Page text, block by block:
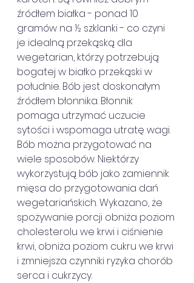
źródłem białka - ponad 10
gramów na ½ szklanki - co czyni
je idealną przekąską dla
wegetarian, którzy potrzebują
bogatej w białko przekąski w
południe. Bób jest doskonałym
źródłem błonnika. Błonnik
pomaga utrzymać uczucie
sytości i wspomaga utratę wagi.
Bób można przygotować na
wiele sposobów. Niektórzy
wykorzystują bób jako zamiennik
mięsa do przygotowania dań
wegetariańskich. Wykazano, że
spożywanie porcji obniża poziom
cholesterolu we krwi i ciśnienie
krwi, obniża poziom cukru we krwi
i zmniejsza czynniki ryzyka chorób
serca i cukrzycy.